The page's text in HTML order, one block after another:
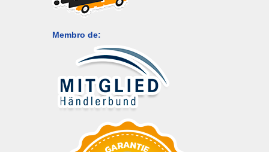
Membro de: